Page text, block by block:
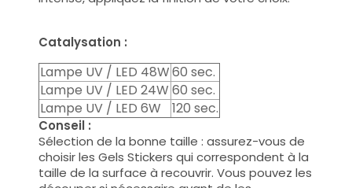
Catalysation :
Lampe UV / LED 48W60 sec.
Lampe UV / LED 24W 60 sec.
Lampe UV / LED 6W
120 sec.
Conseil :
Sélection de la bonne taille : assurez-vous de
choisir les Gels Stickers qui correspondent à la
taille de la surface à recouvrir. Vous pouvez les